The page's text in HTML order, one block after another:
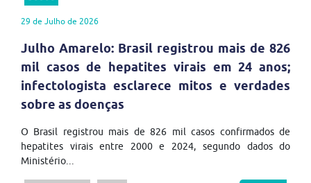
29 de Julho de 2026
Julho Amarelo: Brasil registrou mais de 826
mil casos de hepatites virais em 24 anos;
infectologista esclarece mitos e verdades
sobre as doenças
O Brasil registrou mais de 826 mil casos confirmados de
hepatites virais entre 2000 e 2024, segundo dados do
Ministério...